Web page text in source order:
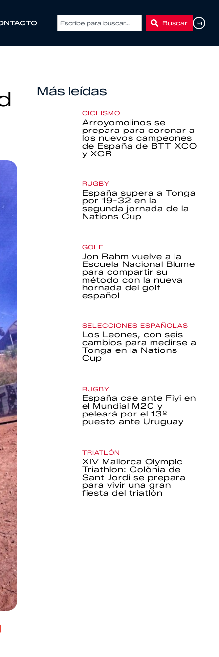
Buscar
Más leídas
CICLISMO
Arroyomolinos se
prepara para coronar a
los nuevos campeones
de España de BTT XCO
y XCR
RUGBY
España supera a Tonga
por 19-32 en la
segunda jornada de la
Nations Cup
GOLF
Jon Rahm vuelve a la
Escuela Nacional Blume
para compartir su
método con la nueva
hornada del golf
español
SELECCIONES ESPAÑOLAS
Los Leones, con seis
cambios para medirse a
Tonga en la Nations
Cup
RUGBY
España cae ante Fiyi en
el Mundial M20 y
peleará por el 13º
puesto ante Uruguay
TRIATLÓN
XIV Mallorca Olympic
Triathlon: Colònia de
Sant Jordi se prepara
para vivir una gran
fiesta del triatlón